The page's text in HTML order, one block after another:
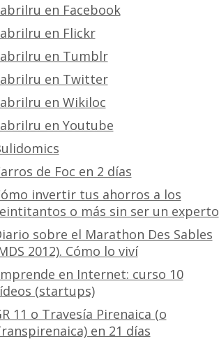
en Facebook
en Flickr
en Tumblr
en Twitter
en Wikiloc
en Youtube
de Foc en 2 días
invertir tus ahorros a los
o más sin ser un experto
sobre el Marathon Des Sables
2012). Cómo lo viví
en Internet: curso 10
(startups)
11 o Travesía Pirenaica (o
en 21 días